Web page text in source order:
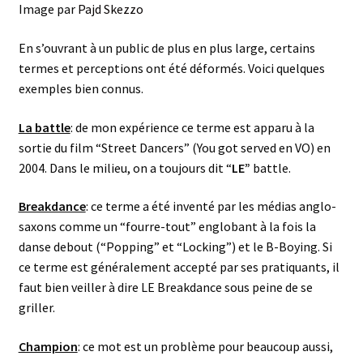
Image par Pajd Skezzo
En s’ouvrant à un public de plus en plus large, certains
termes et perceptions ont été déformés. Voici quelques
exemples bien connus.
La battle: de mon expérience ce terme est apparu à la
sortie du film “Street Dancers” (You got served en VO) en
2004. Dans le milieu, on a toujours dit “LE” battle.
Breakdance: ce terme a été inventé par les médias anglo-
saxons comme un “fourre-tout” englobant à la fois la
danse debout (“Popping” et “Locking”) et le B-Boying. Si
ce terme est généralement accepté par ses pratiquants, il
faut bien veiller à dire LE Breakdance sous peine de se
griller.
Champion: ce mot est un problème pour beaucoup aussi,